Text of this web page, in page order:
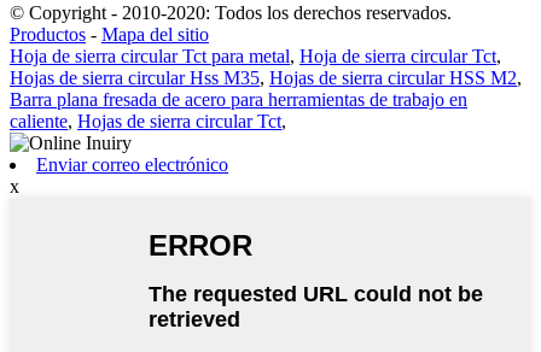
© Copyright - 2010-2020: Todos los derechos reservados.
Productos - Mapa del sitio
Hoja de sierra circular Tct para metal, Hoja de sierra circular Tct,
Hojas de sierra circular Hss M35, Hojas de sierra circular HSS M2,
Barra plana fresada de acero para herramientas de trabajo en
caliente, Hojas de sierra circular Tct,
Enviar correo electrónico
x